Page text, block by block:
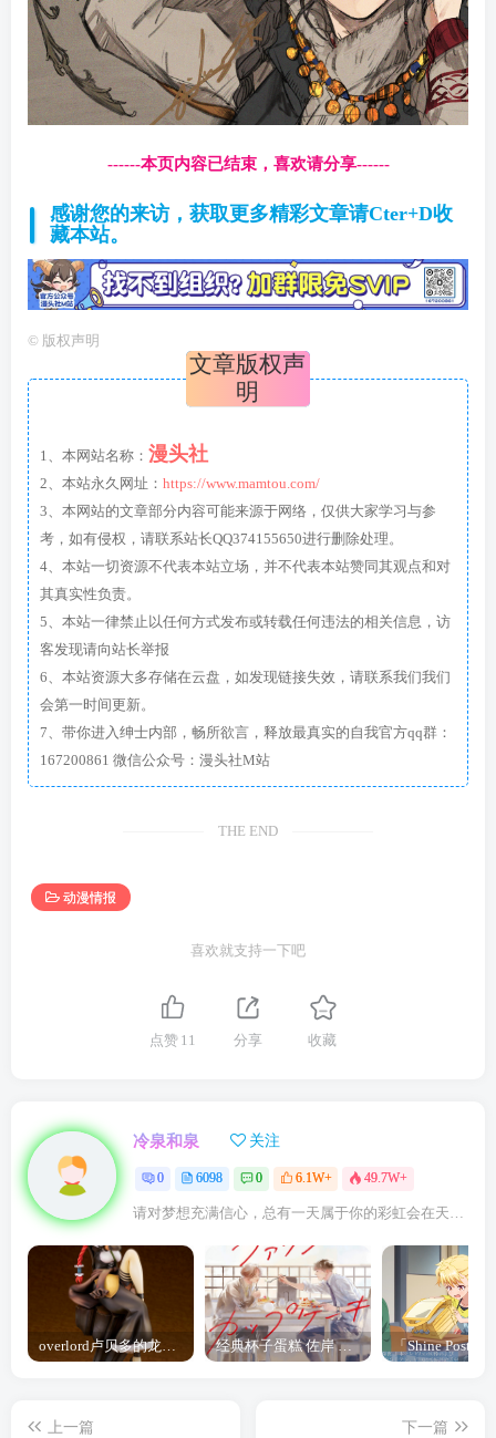
------本页内容已结束，喜欢请分享------
感谢您的来访，获取更多精彩文章请Cter+D收
藏本站。
© 版权声明
文章版权声
明
1、本网站名称： 漫头社
2、本站永久网址： https://www.mamtou.com/
3、本网站的文章部分内容可能来源于网络，仅供大家学习与参
考，如有侵权，请联系站长QQ374155650进行删除处理。
4、本站一切资源不代表本站立场，并不代表本站赞同其观点和对
其真实性负责。
5、本站一律禁止以任何方式发布或转载任何违法的相关信息，访
客发现请向站长举报
6、本站资源大多存储在云盘，如发现链接失效，请联系我们我们
会第一时间更新。
7、带你进入绅士内部，畅所欲言，释放最真实的自我官方qq群：
167200861 微信公众号：漫头社M站
THE END
动漫情报
喜欢就支持一下吧
点赞 11 分享 收藏
冷泉和泉 关注
0 6098 0 6.1W+ 49.7W+
请对梦想充满信心，总有一天属于你的彩虹会在天空微笑
overlord卢贝多的龙王谁厉害 「Overlord」露普斯蕾琪娜·贝塔手办开订 经典杯子蛋糕 佐岸 漫画「经典杯子蛋糕」宣布真人日剧化
上一篇
下一篇